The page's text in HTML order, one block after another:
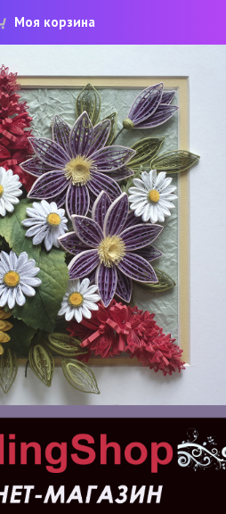
Моя корзина